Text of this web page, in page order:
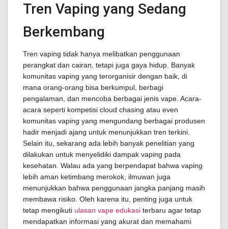
Tren Vaping yang Sedang
Berkembang
Tren vaping tidak hanya melibatkan penggunaan
perangkat dan cairan, tetapi juga gaya hidup. Banyak
komunitas vaping yang terorganisir dengan baik, di
mana orang-orang bisa berkumpul, berbagi
pengalaman, dan mencoba berbagai jenis vape. Acara-
acara seperti kompetisi cloud chasing atau even
komunitas vaping yang mengundang berbagai produsen
hadir menjadi ajang untuk menunjukkan tren terkini.
Selain itu, sekarang ada lebih banyak penelitian yang
dilakukan untuk menyelidiki dampak vaping pada
kesehatan. Walau ada yang berpendapat bahwa vaping
lebih aman ketimbang merokok, ilmuwan juga
menunjukkan bahwa penggunaan jangka panjang masih
membawa risiko. Oleh karena itu, penting juga untuk
tetap mengikuti ulasan vape edukasi terbaru agar tetap
mendapatkan informasi yang akurat dan memahami